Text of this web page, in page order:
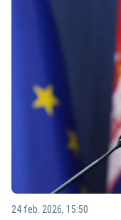
24 feb. 2026, 15:50